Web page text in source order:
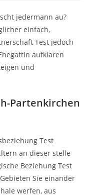
jedermann au?
einfach,
Test jedoch
aufklaren
und
Partenkirchen
Test
an dieser stelle
Beziehung Test
Sie einander
werfen, aus